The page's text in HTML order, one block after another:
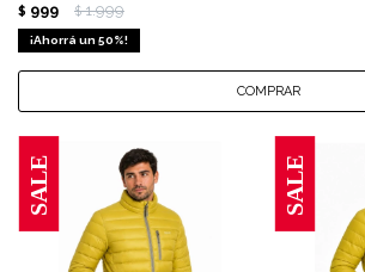
$ 999 $ 1.999
50